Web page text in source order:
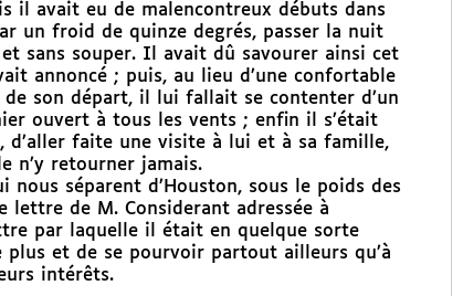
il avait eu de malencontreux débuts dans
un froid de quinze degrés, passer la nuit
sans souper. Il avait dû savourer ainsi cet
annoncé ; puis, au lieu d’une confortable
son départ, il lui fallait se contenter d’un
ouvert à tous les vents ; enfin il s’était
d’aller faite une visite à lui et à sa famille,
n’y retourner jamais.
séparent d’Houston, sous le poids des
lettre de M. Considerant adressée à
par laquelle il était en quelque sorte
et de se pourvoir partout ailleurs qu’à
intérêts.